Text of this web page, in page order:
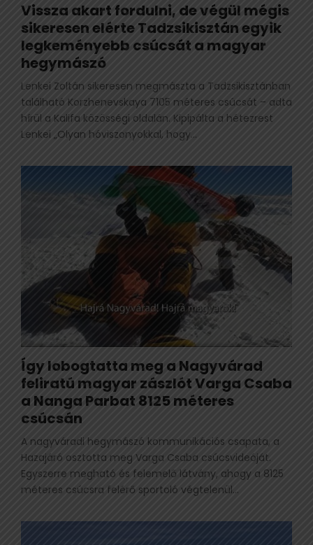
Vissza akart fordulni, de végül mégis
sikeresen elérte Tadzsikisztán egyik
legkeményebb csúcsát a magyar
hegymászó
Lenkei Zoltán sikeresen megmászta a Tadzsikisztánban
található Korzhenevskaya 7105 méteres csúcsát – adta
hírül a Kalifa közösségi oldalán. Kipipálta a hétezrest
Lenkei „Olyan hóviszonyokkal, hogy...
Így lobogtatta meg a Nagyvárad
feliratú magyar zászlót Varga Csaba
a Nanga Parbat 8125 méteres
csúcsán
A nagyváradi hegymászó kommunikációs csapata, a
Hazajáró osztotta meg Varga Csaba csúcsvideóját.
Egyszerre megható és felemelő látvány, ahogy a 8125
méteres csúcsra felérő sportoló végtelenül...